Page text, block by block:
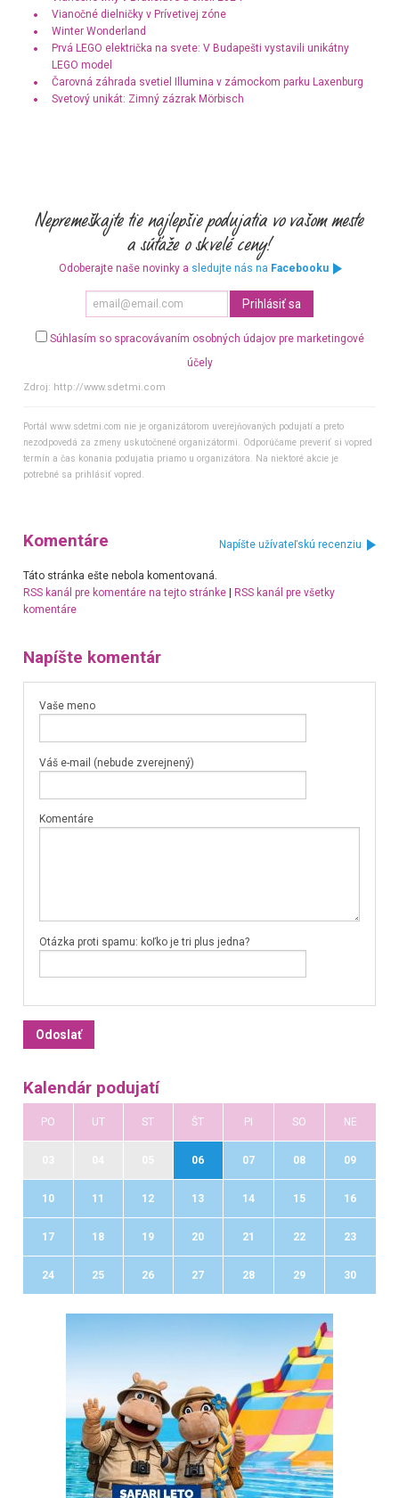
Vianočné dielničky v Prívetivej zóne
Winter Wonderland
Prvá LEGO električka na svete: V Budapešti vystavili unikátny
LEGO model
Čarovná záhrada svetiel Illumina v zámockom parku Laxenburg
Svetový unikát: Zimný zázrak Mörbisch
Odoberajte naše novinky a sledujte nás na Facebooku
Súhlasím so spracovávaním osobných údajov pre marketingové
účely
Zdroj: http://www.sdetmi.com
Portál www.sdetmi.com nie je organizátorom uverejňovaných podujatí a preto
nezodpovedá za zmeny uskutočnené organizátormi. Odporúčame preveriť si vopred
termín a čas konania podujatia priamo u organizátora. Na niektoré akcie je
potrebné sa prihlásiť vopred.
Komentáre Napíšte užívateľskú recenziu
Táto stránka ešte nebola komentovaná.
RSS kanál pre komentáre na tejto stránke| RSS kanál pre všetky
komentáre
Napíšte komentár
Vaše meno
Váš e-mail (nebude zverejnený)
Komentáre
Otázka proti spamu: koľko je tri plus jedna?
Kalendár podujatí
PO UT ST ŠT PI SO NE
06 07 08 09
10 11 12 13 14 15 16
17 18 19 20 21 22 23
24 25 26 27 28 29 30